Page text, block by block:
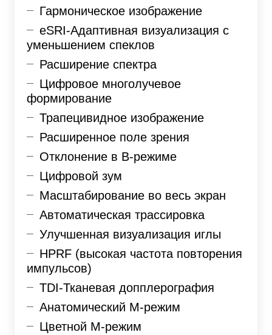
Гармоническое изображение
eSRI-Адаптивная визуализация с
уменьшением спеклов
Расширение спектра
Цифровое многолучевое
формирование
Трапецивидное изображение
Расширенное поле зрения
Отклонение в B-режиме
Цифровой зум
Масштабирование во весь экран
Автоматическая трассировка
Улучшенная визуализация иглы
HPRF (высокая частота повторения
импульсов)
TDI-Тканевая допплерография
Анатомический М-режим
Цветной M-режим